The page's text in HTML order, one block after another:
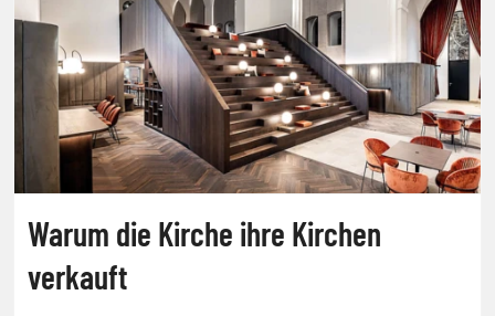
Warum die Kirche ihre Kirchen
verkauft